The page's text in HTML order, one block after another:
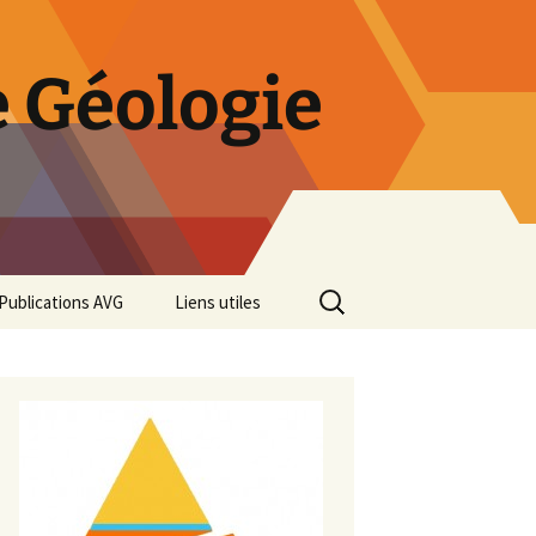
Publications AVG
Diaporama Exposition
minéralogique AVG 2016
Liens utiles
Rechercher :